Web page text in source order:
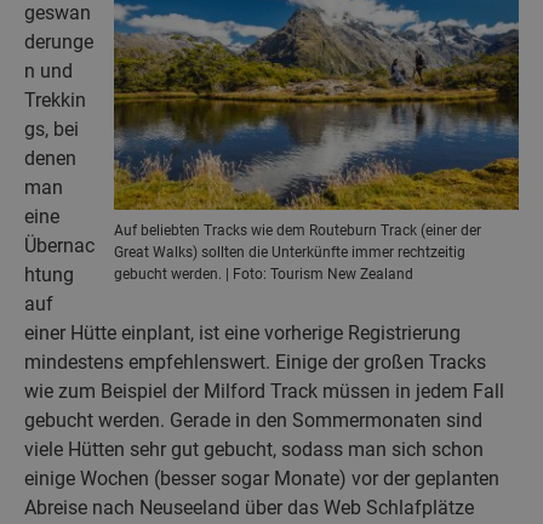
Auf beliebten Tracks wie dem Routeburn Track (einer der
Great Walks) sollten die Unterkünfte immer rechtzeitig
gebucht werden. | Foto: Tourism New Zealand
geswan
derunge
n und
Trekkin
gs, bei
denen
man
eine
Übernac
htung
auf
einer Hütte einplant, ist eine vorherige Registrierung
mindestens empfehlenswert. Einige der großen Tracks
wie zum Beispiel der Milford Track müssen in jedem Fall
gebucht werden. Gerade in den Sommermonaten sind
viele Hütten sehr gut gebucht, sodass man sich schon
einige Wochen (besser sogar Monate) vor der geplanten
Abreise nach Neuseeland über das Web Schlafplätze